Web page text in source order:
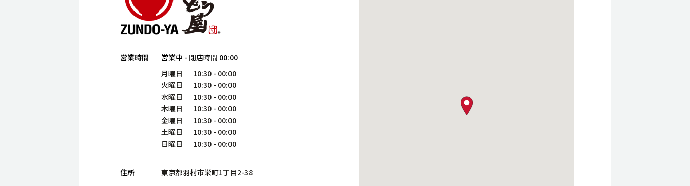
トリドールのDX ～これまでとこれから～
営業時間 営業中 - 閉店時間 00:00
月曜日 10:30 - 00:00
火曜日
10:30 - 00:00
水曜日
10:30 - 00:00
木曜日
10:30 - 00:00
金曜日
10:30 - 00:00
土曜日
10:30 - 00:00
日曜日
10:30 - 00:00
住所 東京都羽村市栄町1丁目2-38
map pin